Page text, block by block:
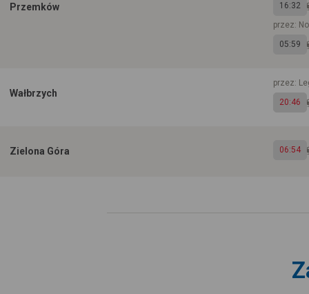
Przemków
16:32
przez:
05:59
Wałbrzych
przez:
20:46
Zielona Góra 06:54